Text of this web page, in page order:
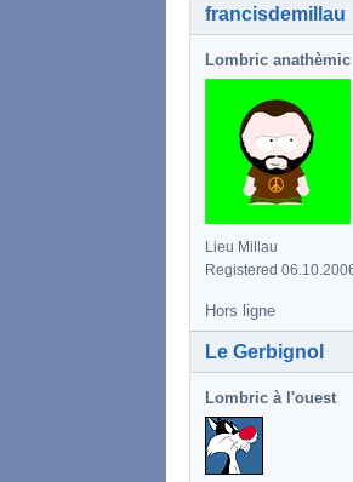
francisdemillau
Lombric anathèmic
Lieu Millau
Registered
Hors ligne
Le Gerbignol
Lombric à l'ouest